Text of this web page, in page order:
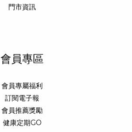
門市資訊
會員專區
會員專屬福利
訂閱電子報
會員推薦獎勵
健康定期GO